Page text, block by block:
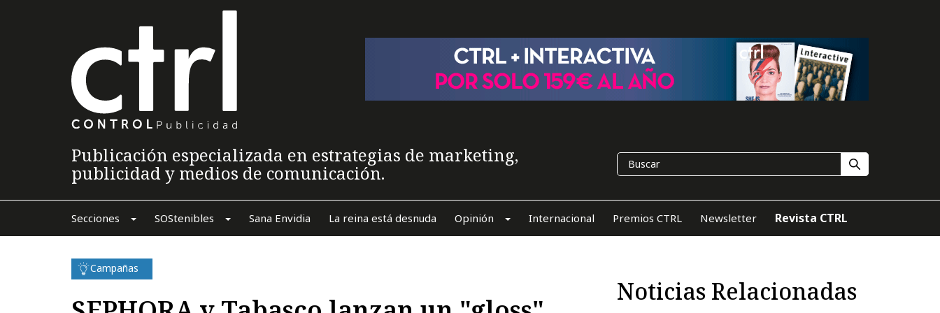
Publicación especializada en estrategias de marketing,
publicidad y medios de comunicación.
Secciones SOStenibles Sana Envidia La reina está desnuda Opinión Internacional Premios CTRL Newsletter Revista CTRL
Campañas
Noticias Relacionadas